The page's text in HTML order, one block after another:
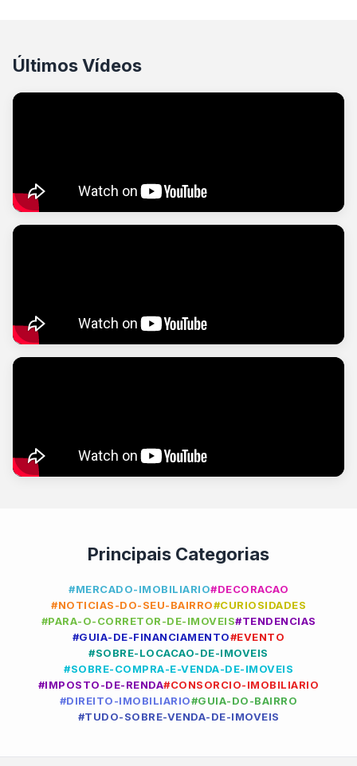
Últimos Vídeos
Principais Categorias
#MERCADO-IMOBILIARIO#DECORACAO
#NOTICIAS-DO-SEU-BAIRRO#CURIOSIDADES
#PARA-O-CORRETOR-DE-IMOVEIS#TENDENCIAS
#GUIA-DE-FINANCIAMENTO#EVENTO
#SOBRE-LOCACAO-DE-IMOVEIS
#SOBRE-COMPRA-E-VENDA-DE-IMOVEIS
#IMPOSTO-DE-RENDA#CONSORCIO-IMOBILIARIO
#DIREITO-IMOBILIARIO#GUIA-DO-BAIRRO
#TUDO-SOBRE-VENDA-DE-IMOVEIS